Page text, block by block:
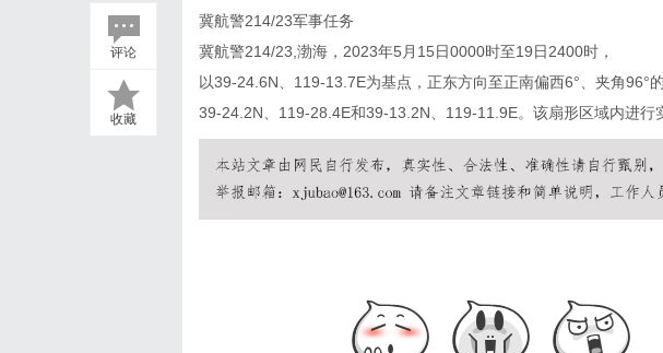
评论
收藏
冀航警214/23军事任务
冀航警214/23,渤海，2023年5月15日0000时至19日2400时，
以39-24.6N、119-13.7E为基点，正东方向至正南偏西6°、夹角96°
39-24.2N、119-28.4E和39-13.2N、119-11.9E。该扇形区域内进行